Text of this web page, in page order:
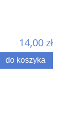
14,00 zł
do koszyka